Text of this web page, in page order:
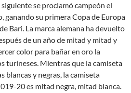
se proclamó campeón el
ganando su primera Copa de Europa
Bari. La marca alemana ha devuelto
de un año de mitad y mitad y
color para bañar en oro la
turineses. Mientras que la camiseta
blancas y negras, la camiseta
20 es mitad negra, mitad blanca.